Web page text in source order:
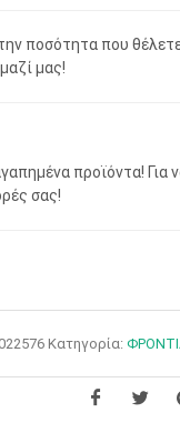
ποσότητα που
μας!
προϊόντα! Για
σας!
Κατηγορία: